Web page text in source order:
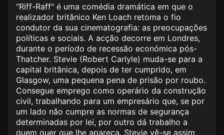
"Riff-Raff" é uma comédia dramática em que o
realizador britânico Ken Loach retoma o fio
condutor da sua cinematografia: as preocupações
políticas e sociais. A acção decorre em Londres,
durante o período de recessão económica pós-
Thatcher. Stevie (Robert Carlyle) muda-se para a
capital britânica, depois de ter cumprido, em
Glasgow, uma pequena pena de prisão por roubo.
Consegue emprego como operário da construção
civil, trabalhando para um empresário que, se por
um lado não cumpre as normas de segurança
determinadas por lei, por outro dá trabalho a
quem quer que lhe apareça. Stevie vê-se assim